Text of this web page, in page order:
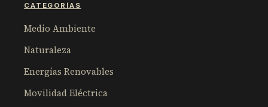
CATEGORÍAS
Medio Ambiente
Naturaleza
Energías Renovables
Movilidad Eléctrica